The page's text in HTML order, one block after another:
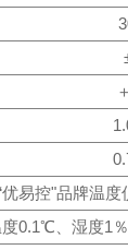
优易控"品牌温
0.1℃、湿度1